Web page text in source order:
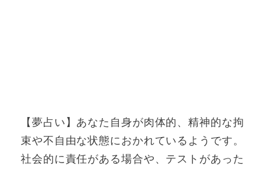
【夢占い】あなた自身が肉体的、精神的な拘
束や不自由な状態におかれているようです。
社会的に責任がある場合や、テストがあった